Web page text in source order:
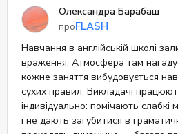
Олександра Барабаш
проFLASH
Навчання в англійській школі
враження. Атмосфера там
кожне заняття вибудовується
сухих правил. Викладачі
індивідуально: помічають слабкі
і не дають загубитися в